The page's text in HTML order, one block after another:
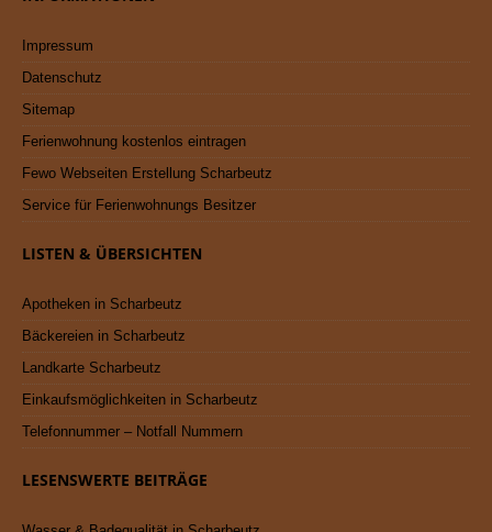
Impressum
Datenschutz
Sitemap
Ferienwohnung kostenlos eintragen
Fewo Webseiten Erstellung Scharbeutz
Service für Ferienwohnungs Besitzer
LISTEN & ÜBERSICHTEN
Apotheken in Scharbeutz
Bäckereien in Scharbeutz
Landkarte Scharbeutz
Einkaufsmöglichkeiten in Scharbeutz
Telefonnummer – Notfall Nummern
LESENSWERTE BEITRÄGE